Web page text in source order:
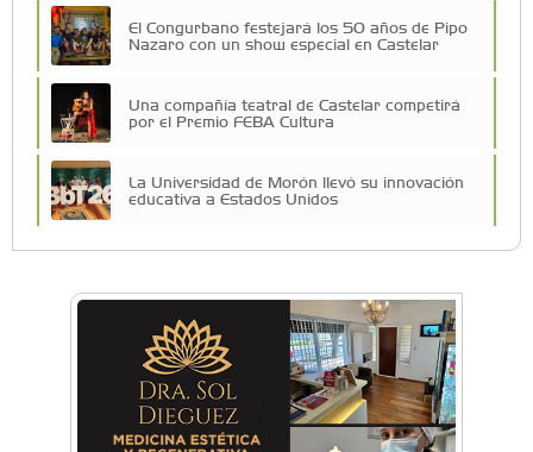
El Congurbano festejará los 50 años de Pipo
Nazaro con un show especial en Castelar
Una compañía teatral de Castelar competirá
por el Premio FEBA Cultura
La Universidad de Morón llevó su innovación
educativa a Estados Unidos
Vacaciones de Invierno: ciencia, experimentos
y shows de las Guerreras K-Pop en Castelar
La histórica FM En Tránsito cumple 39 años y
lo festejará con un fiestón en Auditorio Oeste